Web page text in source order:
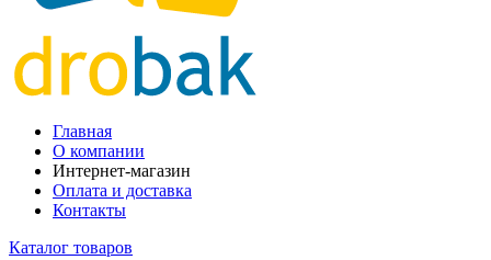
Главная
О компании
Интернет-магазин
Оплата и доставка
Контакты
Каталог товаров